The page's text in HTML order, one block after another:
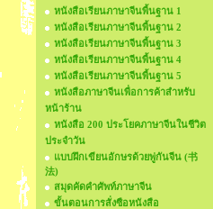
หนังสือเรียนภาษาจีนพื้นฐาน 1
หนังสือเรียนภาษาจีนพื้นฐาน 2
หนังสือเรียนภาษาจีนพื้นฐาน 3
หนังสือเรียนภาษาจีนพื้นฐาน 4
หนังสือเรียนภาษาจีนพื้นฐาน 5
หนังสือภาษาจีนเพื่อการค้าสำหรับ
หน้าร้าน
หนังสือ 200 ประโยคภาษาจีนในชีวิต
ประจำวัน
แบบฝึกเขียนอักษรด้วยพู่กันจีน (书
法)
สมุดคัดคำศัพท์ภาษาจีน
ขั้นตอนการสั่งซือหนังสือ